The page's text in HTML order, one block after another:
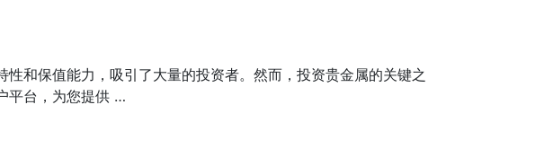
和保值能力，吸引了大量的投资者。然而，投资贵金属的关键之
平台，为您提供 …